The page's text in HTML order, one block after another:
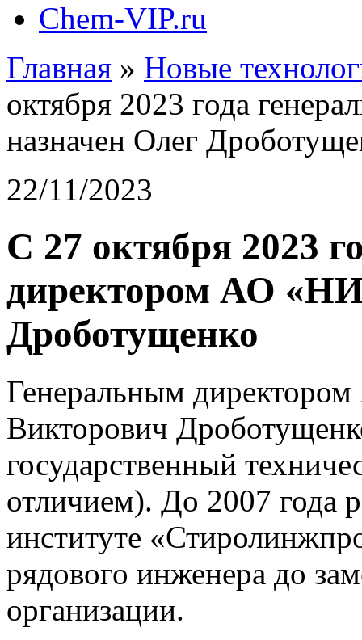
Chem-VIP.ru
Главная » Новые
октября 2023 года
назначен Олег
22/11/2023
С 27 октября 2023
директором АО
Дроботущенко
Генеральным
Викторович
государственный
отличием). До 2007 года
институте
рядового инженера до
организации.